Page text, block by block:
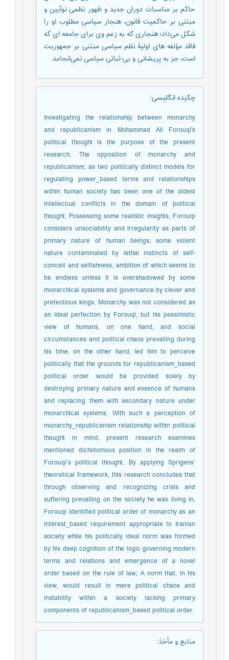
حاکم بر مناسبات دوران جدید و ظهور نظمی نوآیین و
مبتنی بر حاکمیت قانون، هنجار سیاسی مطلوب او را
شکل می‌داد؛ هنجاری که به زعم وی برای جامعه ای که
فاقد مؤلفه های اولیۀ نظم سیاسی مبتنی بر جمهوریت
است، جز به پریشانی و بی-ثباتی سیاسی نمی‌انجامد.
چکیده انگلیسی:
Investigating the relationship between monarchy
and republicanism in Mohammad Ali Forouqi's
political thought is the purpose of the present
research. The opposition of monarchy and
republicanism, as two politically distinct models for
regulating power_based terms and relationships
within human society has been one of the oldest
intellectual conflicts in the domain of political
thought. Possessing some realistic insights, Forouqi
considers unsociability and irregularity as parts of
primary nature of human beings; some violent
nature contaminated by lethal instincts of self-
conceit and selfishness, ambition of which seems to
be endless unless it is overshadowed by some
monarchical systems and governance by clever and
pretentious kings. Monarchy was not considered as
an ideal perfection by Forouqi, but his pessimistic
view of humans, on one hand, and social
circumstances and political chaos prevailing during
his time, on the other hand, led him to perceive
politically that the grounds for republicanism_based
political order would be provided solely by
destroying primary nature and essence of humans
and replacing them with secondary nature under
monarchical systems. With such a perception of
monarchy_republicanism relationship within political
thought in mind, present research examines
mentioned dichotomous position in the realm of
Forouqi’s political thought. By applying Sprigens’
theoretical framework, this research concludes that
through observing and recognizing crisis and
suffering prevailing on the society he was living in,
Forouqi identified political order of monarchy as an
interest_based requirement appropriate to Iranian
society while his politically ideal norm was formed
by his deep cognition of the logic governing modern
terms and relations and emergence of a novel
order based on the rule of law; A norm that, in his
view, would result in mere political chaos and
instability within a society lacking primary
components of republicanism_based political order.
منابع و مأخذ: